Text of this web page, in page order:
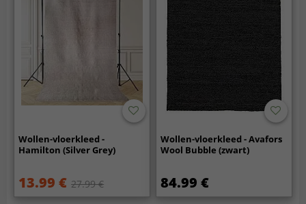
Wollen-vloerkleed -
Hamilton (Silver Grey)
13.99 € 27.99 €
Wollen-vloerkleed - Avafors
Wool Bubble (zwart)
84.99 €